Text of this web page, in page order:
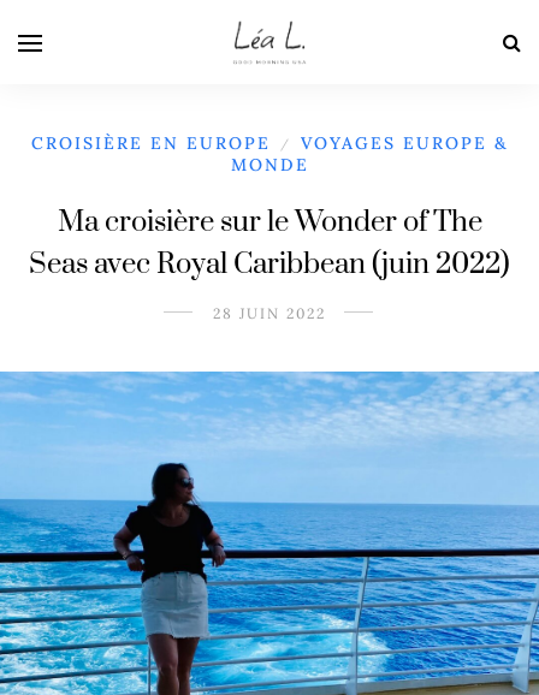
CROISIÈRE EN EUROPE /
VOYAGES EUROPE &
MONDE
Ma croisière sur le Wonder of The
Seas avec Royal Caribbean (juin 2022)
28 JUIN 2022